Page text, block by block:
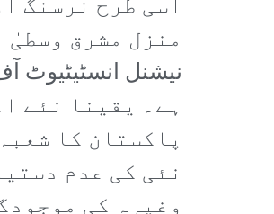
اسی طرح نرسنگ
ہے۔ یقینا نئے
پاکستان کا
نئی کی عدم